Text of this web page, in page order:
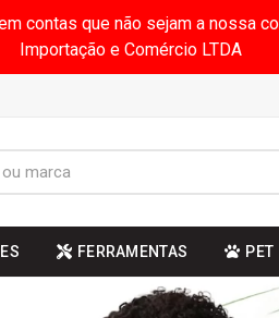
contas que não sejam a nossa
Importação e Comércio LTDA
FERRAMENTAS PET